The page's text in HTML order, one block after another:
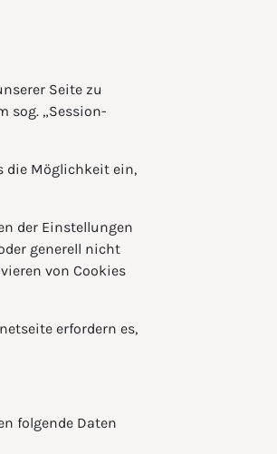
Seite zu
sog. „Session-
die Möglichkeit ein,
der Einstellungen
generell nicht
von Cookies
erfordern es,
folgende Daten